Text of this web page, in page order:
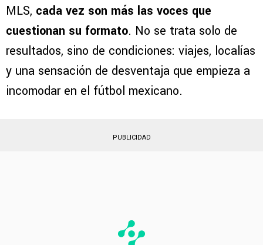
MLS, cada vez son más las voces que
cuestionan su formato. No se trata solo de
resultados, sino de condiciones: viajes, localías
y una sensación de desventaja que empieza a
incomodar en el fútbol mexicano.
PUBLICIDAD